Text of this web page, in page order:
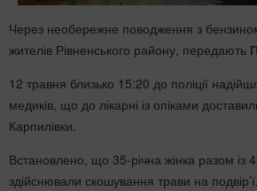
Через необережне поводження з
жителів Рівненського району, передають
12 травня близько 15:20 до поліції
медиків, що до лікарні із опіками
Карпилівки.
Встановлено, що 35-річна жінка разом із
здійснювали скошування трави на